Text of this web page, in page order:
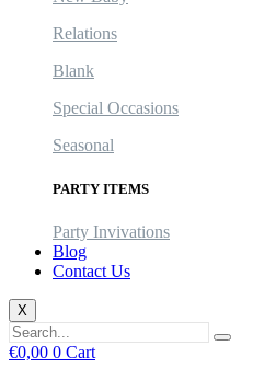
Relations
Blank
Special Occasions
Seasonal
PARTY ITEMS
Party Invivations
Blog
Contact Us
X
€0,00 0 Cart